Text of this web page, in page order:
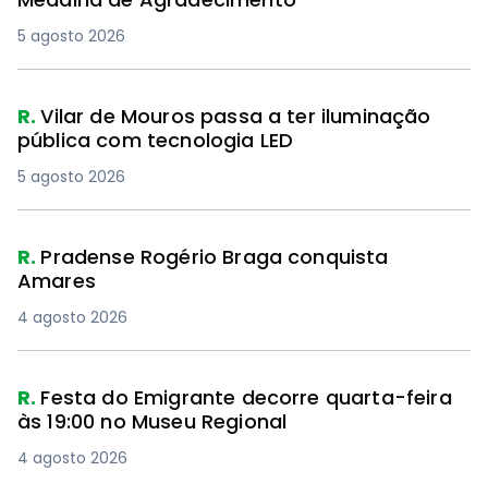
5 agosto 2026
R.Vilar de Mouros passa a ter iluminação
pública com tecnologia LED
5 agosto 2026
R. Pradense Rogério Braga conquista
Amares
4 agosto 2026
R. Festa do Emigrante decorre quarta-feira
às 19:00 no Museu Regional
4 agosto 2026